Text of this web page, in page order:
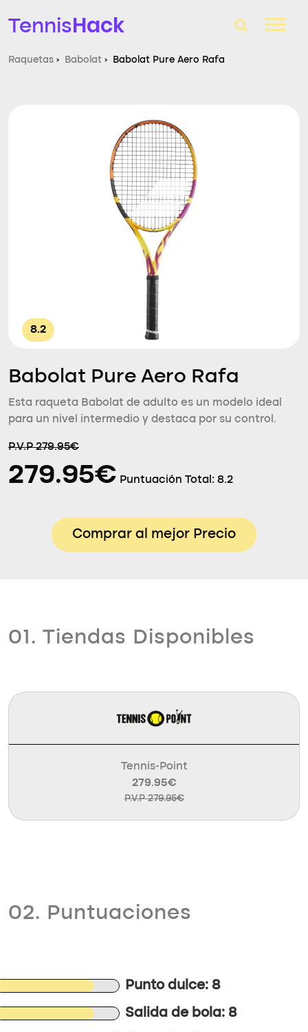
TennisHack
Raquetas de tenis
Zapatillas
Comparador
Consultorio
Raquetas › Babolat › Babolat Pure Aero Rafa
8.2
Babolat Pure Aero Rafa
Esta raqueta Babolat de adulto es un modelo ideal
para un nivel intermedio y destaca por su control.
P.V.P 279.95€
279.95€ Puntuación Total: 8.2
Comprar al mejor Precio
01. Tiendas Disponibles
Tennis-Point
279.95€
P.V.P 279.95€
02. Puntuaciones
Punto dulce: 8
Salida de bola: 8